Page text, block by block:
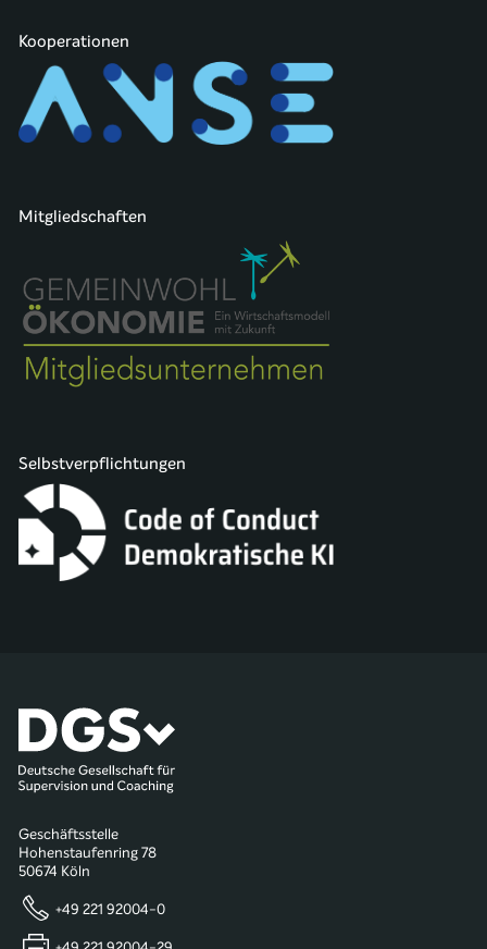
Kooperationen
Mitgliedschaften
Selbstverpflichtungen
Geschäftsstelle
Hohenstaufenring 78
50674 Köln
+49 221 92004-0